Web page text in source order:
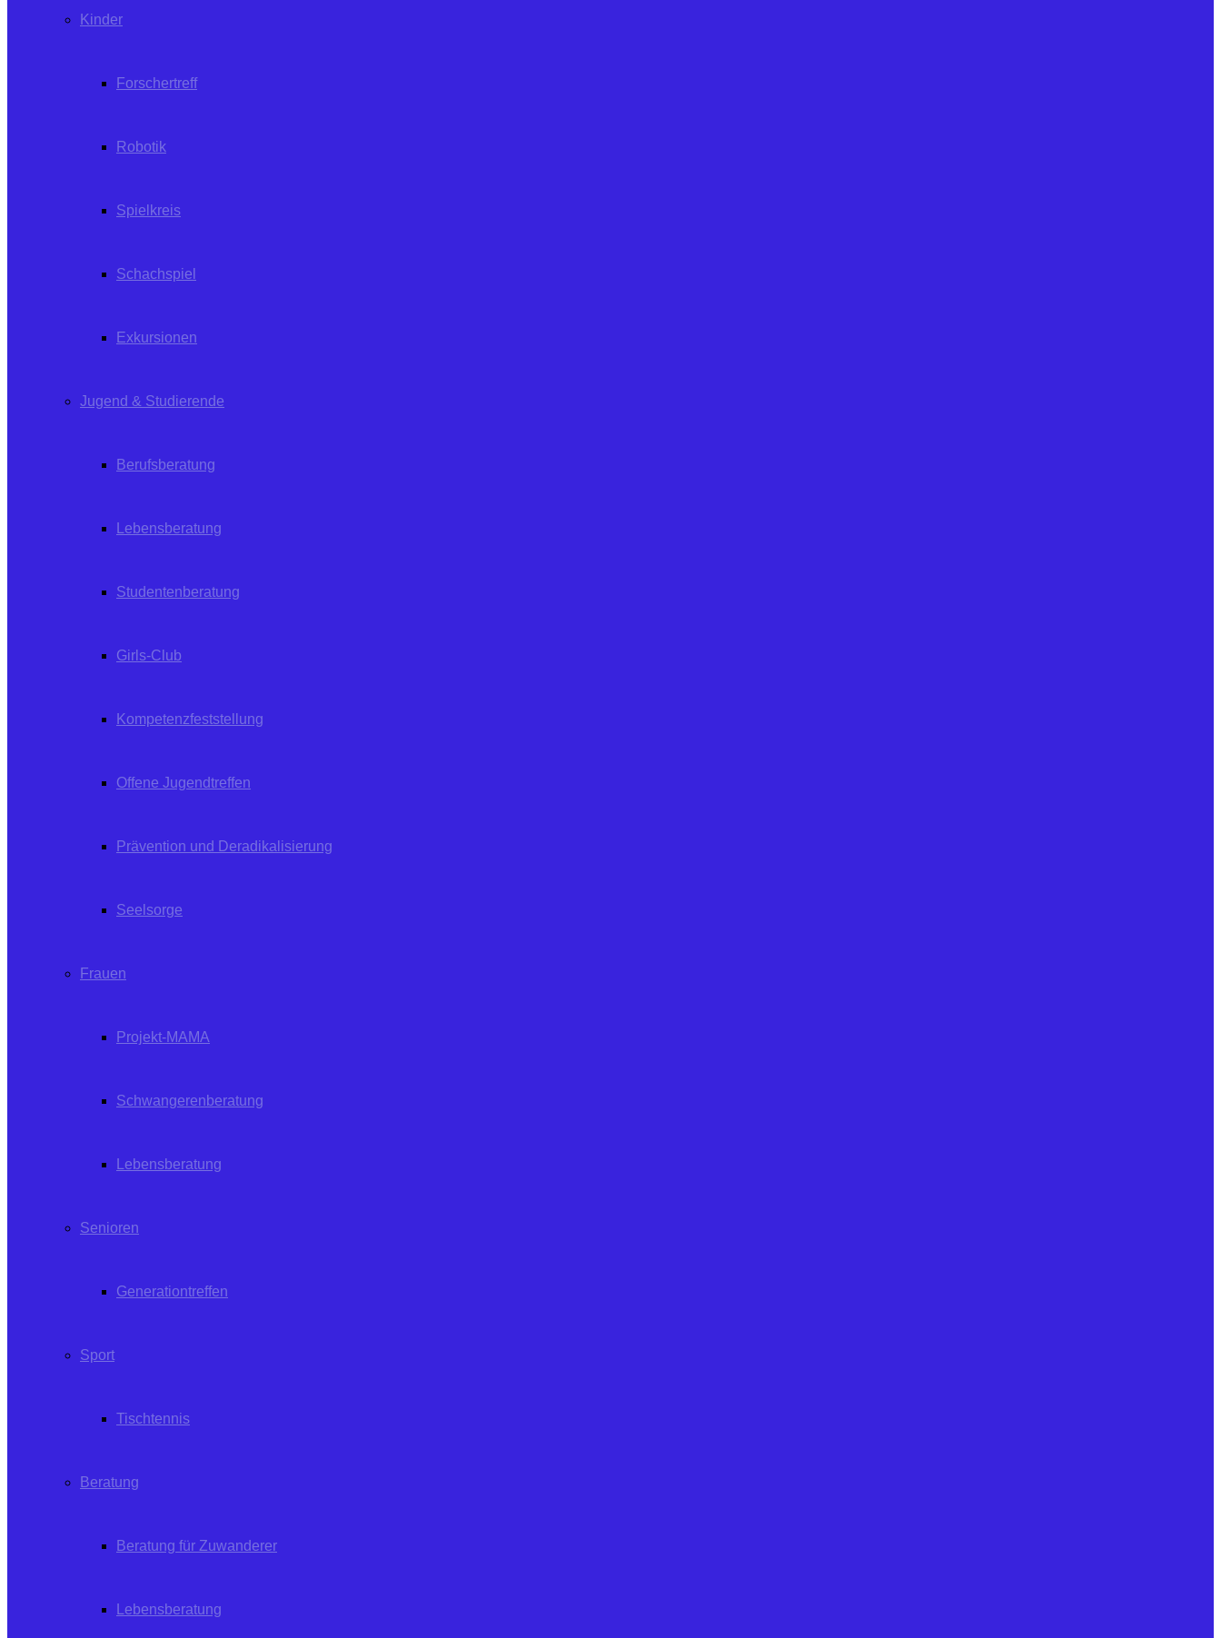
Kinder
Forschertreff
Robotik
Spielkreis
Schachspiel
Exkursionen
Jugend & Studierende
Berufsberatung
Lebensberatung
Studentenberatung
Girls-Club
Kompetenzfeststellung
Offene Jugendtreffen
Prävention und Deradikalisierung
Seelsorge
Frauen
Projekt-MAMA
Schwangerenberatung
Lebensberatung
Senioren
Generationtreffen
Sport
Tischtennis
Beratung
Beratung für Zuwanderer
Lebensberatung